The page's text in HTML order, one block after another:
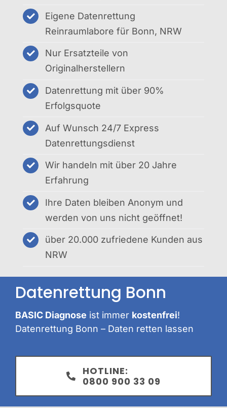
Eigene Datenrettung
Reinraumlabore für Bonn, NRW
Nur Ersatzteile von
Originalherstellern
Datenrettung mit über 90%
Erfolgsquote
Auf Wunsch 24/7 Express
Datenrettungsdienst
Wir handeln mit über 20 Jahre
Erfahrung
Ihre Daten bleiben Anonym und
werden von uns nicht geöffnet!
über 20.000 zufriedene Kunden aus
NRW
Datenrettung Bonn
BASIC Diagnose ist immer kostenfrei!
Datenrettung Bonn – Daten retten lassen
HOTLINE:
0800 900 33 09